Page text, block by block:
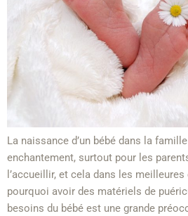
La naissance d’un bébé dans la
enchantement, surtout pour les
l’accueillir, et cela dans les
pourquoi avoir des matériels de
besoins du bébé est une grande